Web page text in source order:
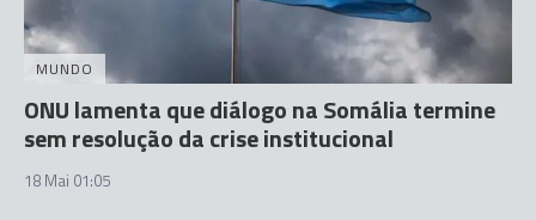
MUNDO
ONU lamenta que diálogo na Somália termine
sem resolução da crise institucional
18 Mai 01:05